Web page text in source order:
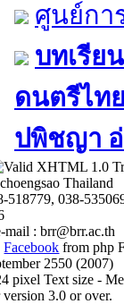
ศูนย์กา
บทเรีย
ดนตรีไท
ปพิชญา​ อ่
Thailand
518779, 038-
mail : brr@brr.ac.th
Facebook from php
2550 (2007)
pixel Text size -
3.0 or over.